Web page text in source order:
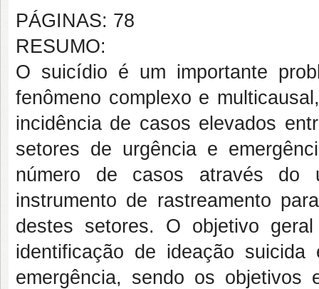
PÁGINAS: 78
RESUMO:
O suicídio é um importante
fenômeno complexo e
incidência de casos elevados
setores de urgência e
número de casos através do
instrumento de rastreamento
destes setores. O objetivo
identificação de ideação
emergência, sendo os objetivos